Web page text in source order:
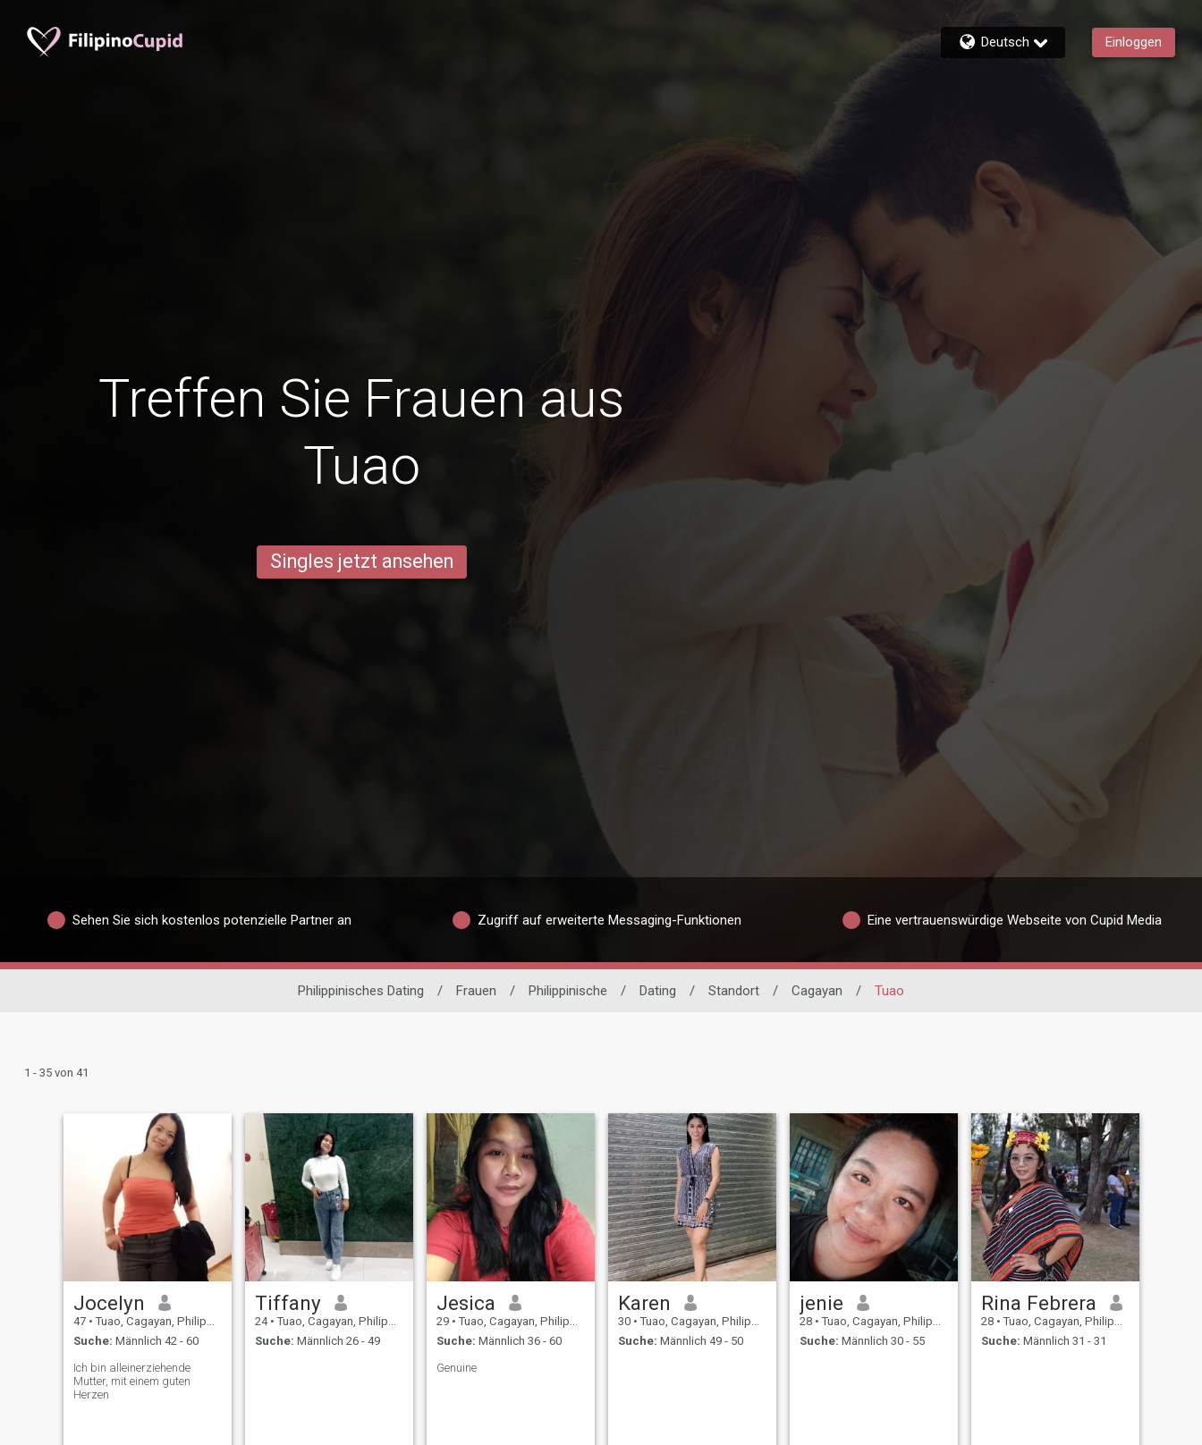
Deutsch Einloggen
Treffen Sie Frauen aus
Tuao
Singles jetzt ansehen
Sehen Sie sich kostenlos potenzielle Partner an Zugriff auf erweiterte Messaging-Funktionen Eine vertrauenswürdige Webseite von Cupid Media
Philippinisches Dating / Frauen / Philippinische / Dating / Standort / Cagayan / Tuao
1 - 35 von 41
Jocelyn
47 • Tuao, Cagayan, Philippinen
Suche: Männlich 42 - 60
Ich bin alleinerziehende
Mutter, mit einem guten
Herzen
Tiffany
24 • Tuao, Cagayan, Philippinen
Suche: Männlich 26 - 49
Jesica
29 • Tuao, Cagayan, Philippinen
Suche: Männlich 36 - 60
Genuine
Karen
30 • Tuao, Cagayan, Philippinen
Suche: Männlich 49 - 50
jenie
28 • Tuao, Cagayan, Philippinen
Suche: Männlich 30 - 55
Rina Febrera
28 • Tuao, Cagayan, Philippinen
Suche: Männlich 31 - 31